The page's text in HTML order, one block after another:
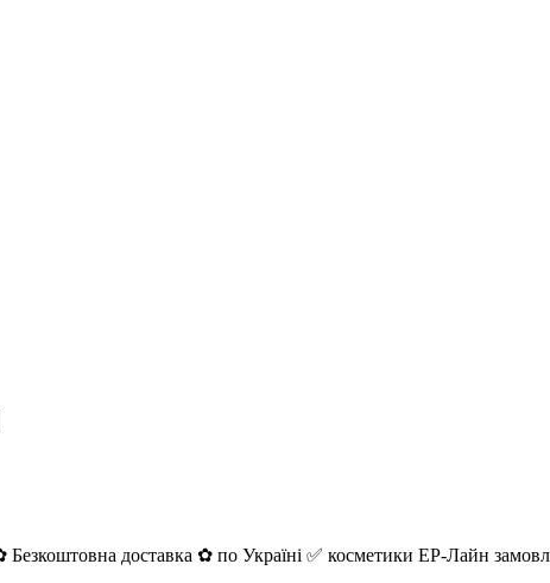
доставка ✿ по Україні ✅ косметики ЕР-Лайн